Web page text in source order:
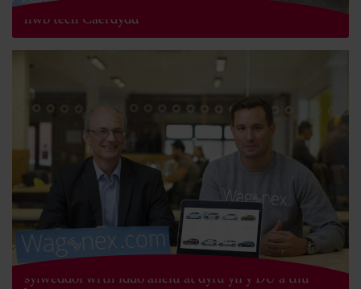
hwb tech Caerdydd
Wagonex Limited yn cyhoeddi cylch cyllido ecwiti
sylweddol wrth iddo anelu at dyfu yn y DU a thu